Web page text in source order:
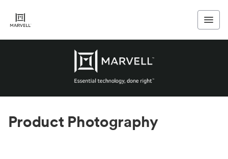
Product Photography